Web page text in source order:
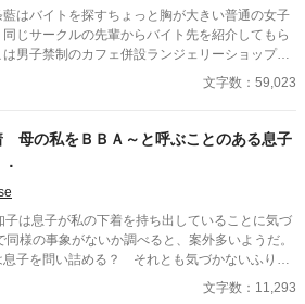
解消できずに戸惑いながらも続く「ママと中学生
いてみました。
はバイトを探すちょっと胸が大きい普通の女子
じサークルの先輩からバイト先を紹介してもら
は男子禁制のカフェ併設ランジェリーショップ
はフィクションであり実在の人物・団体・法律
キニで代用しています。
文字数：59,023
母の私をＢＢＡ～と呼ぶことのある息子
子は息子が私の下着を持ち出していることに気づ
同様の事象がないか調べると、案外多いようだ。
息子を問い詰める？ それとも気づかないふりを
文字数：11,293